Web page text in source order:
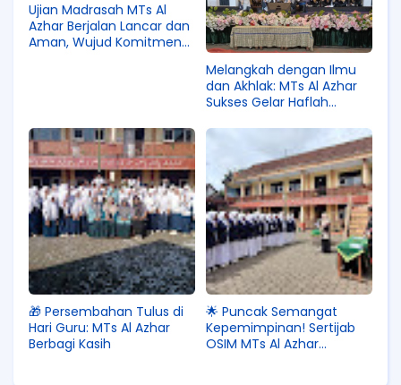
Ujian Madrasah MTs Al
Azhar Berjalan Lancar dan
Aman, Wujud Komitmen
Melangkah dengan Ilmu
dan Akhlak: MTs Al Azhar
Sukses Gelar Haflah
MI Azharul Ulum 01
🎁 Persembahan Tulus di
Hari Guru: MTs Al Azhar
Berbagi Kasih
🌟 Puncak Semangat
Kepemimpinan! Sertijab
OSIM MTs Al Azhar